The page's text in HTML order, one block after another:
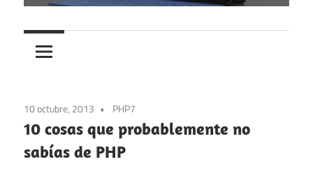
Melancolía
al
despertar
Blog
de
Oliver
10 octubre, 2013 PHP7
10 cosas que probablemente no
sabías de PHP